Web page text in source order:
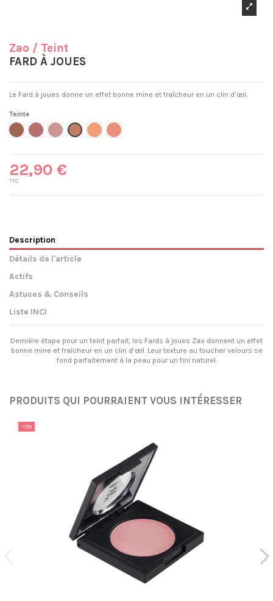
Zao / Teint
FARD À JOUES
Le Fard à joues donne un effet bonne mine et fraîcheur en un clin d’œil.
Teinte
321 - Brun orange
322 - Brun rose
323 - Violine325 - Corail doré
326 - Eclat naturel
327 - Rose corail
22,90 €
TTC
Description
Détails de l'article
Actifs
Astuces & Conseils
Liste INCI
Dernière étape pour un teint parfait, les Fards à joues Zao donnent un effet
bonne mine et fraîcheur en un clin d’œil. Leur texture au toucher velours se
fond parfaitement à la peau pour un fini naturel.
PRODUITS QUI POURRAIENT VOUS INTÉRESSER
-15%